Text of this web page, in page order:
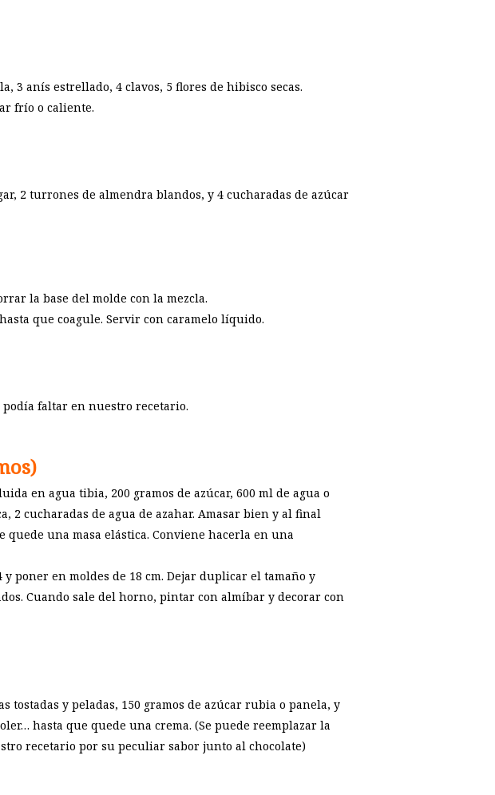
3 anís estrellado, 4 clavos, 5 flores de hibisco secas.
frío o caliente.
2 turrones de almendra blandos, y 4 cucharadas de azúcar
la base del molde con la mezcla.
que coagule. Servir con caramelo líquido.
faltar en nuestro recetario.
en agua tibia, 200 gramos de azúcar, 600 ml de agua o
cucharadas de agua de azahar. Amasar bien y al final
una masa elástica. Conviene hacerla en una
poner en moldes de 18 cm. Dejar duplicar el tamaño y
Cuando sale del horno, pintar con almíbar y decorar con
y peladas, 150 gramos de azúcar rubia o panela, y
hasta que quede una crema. (Se puede reemplazar la
recetario por su peculiar sabor junto al chocolate)